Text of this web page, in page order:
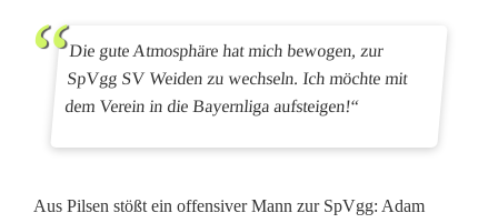
h
Die gute Atmosphäre hat mich bewogen, zur
SpVgg SV Weiden zu wechseln. Ich möchte mit
dem Verein in die Bayernliga aufsteigen!“
Aus Pilsen stößt ein offensiver Mann zur SpVgg: Adam